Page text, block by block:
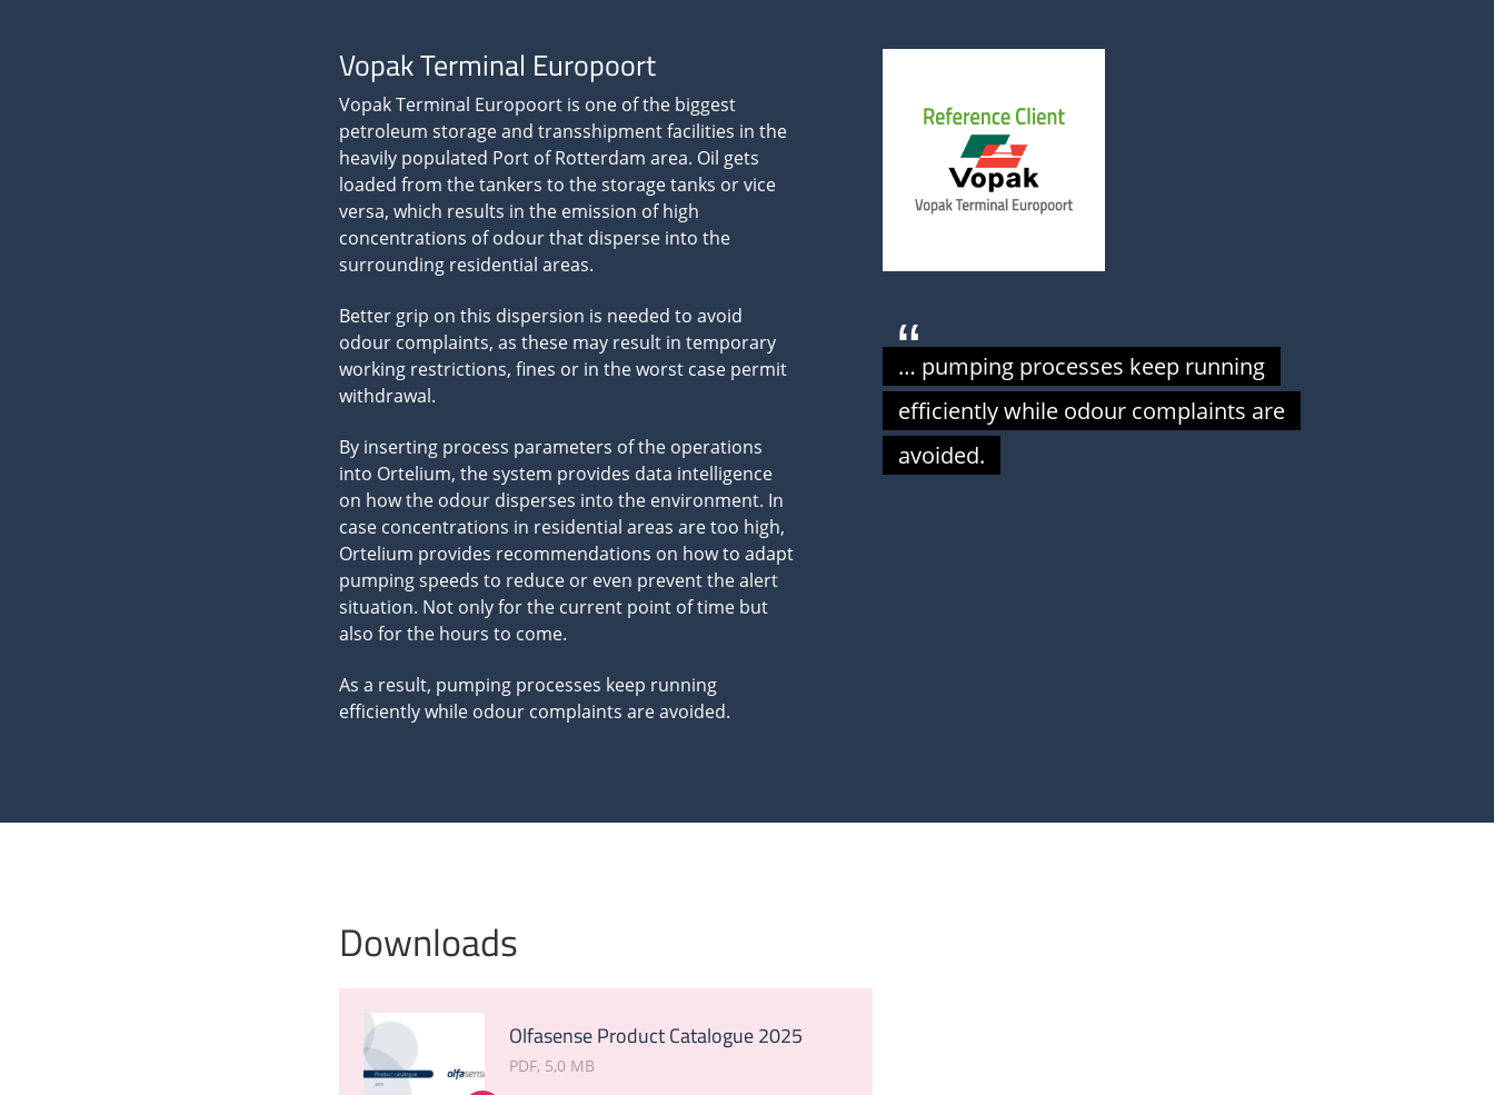
Vopak Terminal Europoort
Vopak Terminal Europoort is one of the biggest
petroleum storage and transshipment facilities in the
heavily populated Port of Rotterdam area. Oil gets
loaded from the tankers to the storage tanks or vice
versa, which results in the emission of high
concentrations of odour that disperse into the
surrounding residential areas.
Better grip on this dispersion is needed to avoid
odour complaints, as these may result in temporary
working restrictions, fines or in the worst case permit
withdrawal.
By inserting process parameters of the operations
into Ortelium, the system provides data intelligence
on how the odour disperses into the environment. In
case concentrations in residential areas are too high,
Ortelium provides recommendations on how to adapt
pumping speeds to reduce or even prevent the alert
situation. Not only for the current point of time but
also for the hours to come.
As a result, pumping processes keep running
efficiently while odour complaints are avoided.
… pumping processes keep running
efficiently while odour complaints are
avoided.
Downloads
Olfasense Product Catalogue 2025
PDF 5,0 MB